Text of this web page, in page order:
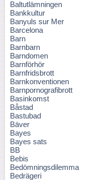
Baltutlämningen
Bankkultur
Banyuls sur Mer
Barcelona
Barn
Barnbarn
Barndomen
Barnförhör
Barnfridsbrott
Barnkonventionen
Barnpornografibrott
Basinkomst
Båstad
Bastubad
Bäver
Bayes
Bayes sats
BB
Bebis
Bedömningsdilemma
Bedrägeri